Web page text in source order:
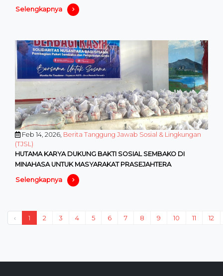
NYAMAN
Selengkapnya
Feb 14, 2026, Berita Tanggung Jawab Sosial & Lingkungan
(TJSL)
HUTAMA KARYA DUKUNG BAKTI SOSIAL SEMBAKO DI
MINAHASA UNTUK MASYARAKAT PRASEJAHTERA
Selengkapnya
‹ 1 2 3 4 5 6 7 8 9 10 11 12